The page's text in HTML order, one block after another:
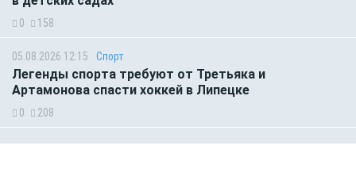
0 158
05.08.2026 12:15 Спорт
Легенды спорта требуют от Третьяка и
Артамонова спасти хоккей в Липецке
0 208